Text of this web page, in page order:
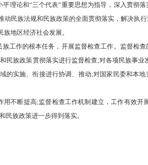
论和“三个代表”重要思想为指导，深入贯彻落
民族法规和民族政策的全面贯彻落实，解决执
地区经济社会发展。
作的根本任务，开展监督检查工作。监督检查
民族政策贯彻落实进行监督检查;对各项民族事
实施、衔接进行协调、推动;对国家民委和本地
不断提高;监督检查工作机制建立，工作有效开
民族政策进一步得到落实。